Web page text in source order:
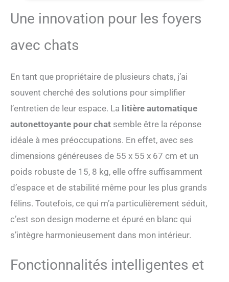
sécurité à 8 niveaux sans
faille. Dès que votre chat
instantanément, quelle que
soit la position. Le
processus ne reprend
automatiquement qu’une
fois que votre félin a quitté
le bac à litière automatique,
garantissant une sécurité
maximale et aucun risque
à litière automatique grand
volume – 89 L de
spacieux de 76 litres, cette
litière autonettoyante pour
d’espace pour gratter et
chats de 0,9 à 15,8 kg et
pour les foyers avec
Une innovation pour les foyers
avec chats
En tant que propriétaire de plusieurs chats, j’ai
souvent cherché des solutions pour simplifier
l’entretien de leur espace. La litière automatique
autonettoyante pour chat semble être la réponse
idéale à mes préoccupations. En effet, avec ses
dimensions généreuses de 55 x 55 x 67 cm et un
poids robuste de 15, 8 kg, elle offre suffisamment
d’espace et de stabilité même pour les plus grands
félins. Toutefois, ce qui m’a particulièrement séduit,
c’est son design moderne et épuré en blanc qui
s’intègre harmonieusement dans mon intérieur.
Fonctionnalités intelligentes et